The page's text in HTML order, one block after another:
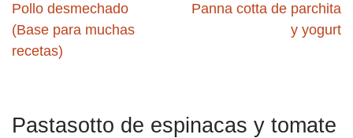
Pollo desmechado
(Base para muchas
recetas)
Panna cotta de parchita
y yogurt
Pastasotto de espinacas y tomate